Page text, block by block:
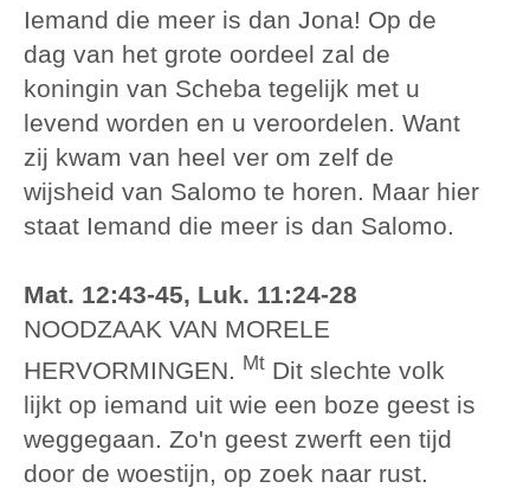
Iemand die meer is dan Jona! Op de
dag van het grote oordeel zal de
koningin van Scheba tegelijk met u
levend worden en u veroordelen. Want
zij kwam van heel ver om zelf de
wijsheid van Salomo te horen. Maar hier
staat Iemand die meer is dan Salomo.
Mat. 12:43-45, Luk. 11:24-28
NOODZAAK VAN MORELE
HERVORMINGEN.
Mt Dit slechte volk
lijkt op iemand uit wie een boze geest is
weggegaan. Zo'n geest zwerft een tijd
door de woestijn, op zoek naar rust.